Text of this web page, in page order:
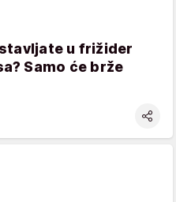
u frižider
Samo će brže